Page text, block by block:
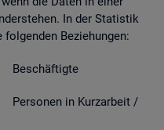
In der Sta­tis­tik
Be­zie­hun­gen:
in Kurz­ar­beit /